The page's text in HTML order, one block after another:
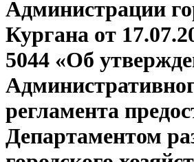
Администрации
Кургана от
5044 «Об
регламента
Департаментом